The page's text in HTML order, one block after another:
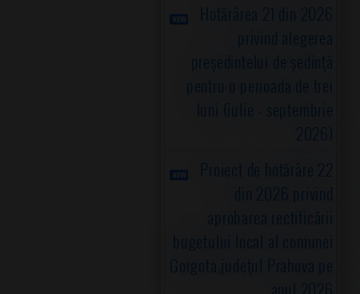
Hotărârea 21 din 2026
privind alegerea
preşedintelui de şedinţă
pentru o perioada de trei
luni (iulie - septembrie
2026)
Proiect de hotărâre 22
din 2026 privind
aprobarea rectificării
bugetului local al comunei
Gorgota,judeţul Prahova pe
anul 2026